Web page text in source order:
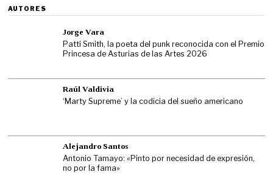
AUTORES
Jorge Vara
Patti Smith, la poeta del punk reconocida con el Premio
Princesa de Asturias de las Artes 2026
Raúl Valdivia
‘Marty Supreme’ y la codicia del sueño americano
Alejandro Santos
Antonio Tamayo: «Pinto por necesidad de expresión,
no por la fama»